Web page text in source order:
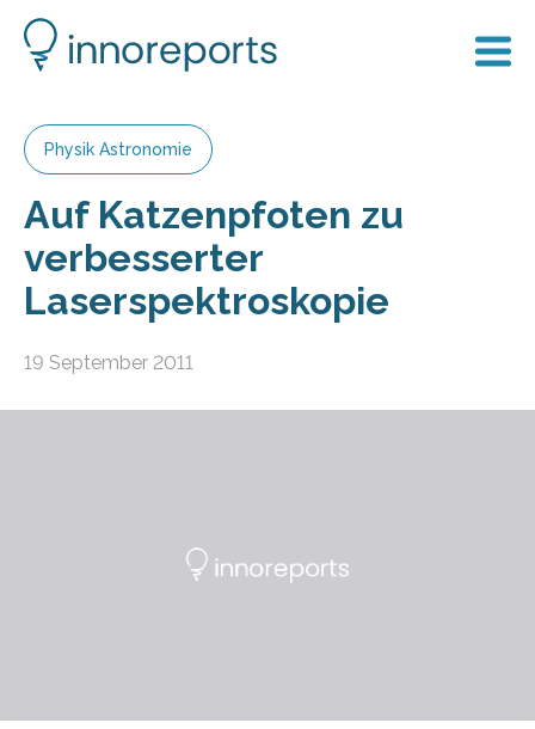
Physik Astronomie
Auf Katzenpfoten zu
verbesserter
Laserspektroskopie
19 September 2011